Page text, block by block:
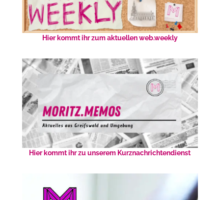
Hier kommt ihr zum aktuellen web.weekly
Hier kommt ihr zu unserem Kurznachrichtendienst